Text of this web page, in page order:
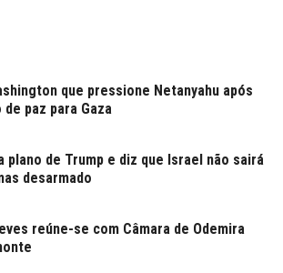
que pressione Netanyahu após
paz para Gaza
plano de Trump e diz que Israel não sairá
desarmado
reúne-se com Câmara de Odemira